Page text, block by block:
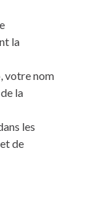
la
votre nom
la
les
de